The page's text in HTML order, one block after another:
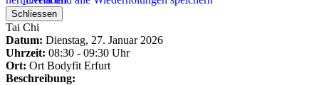
Schliessen
Tai Chi
Datum: Dienstag, 27. Januar 2026
Uhrzeit: 08:30 - 09:30 Uhr
Ort: Ort Bodyfit Erfurt
Beschreibung: